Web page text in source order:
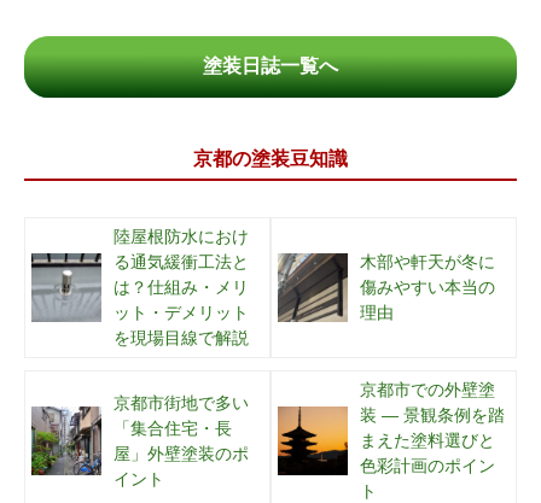
塗装日誌一覧へ
京都の塗装豆知識
陸屋根防水におけ
る通気緩衝工法と
は？仕組み・メリ
ット・デメリット
を現場目線で解説
木部や軒天が冬に
傷みやすい本当の
理由
京都市街地で多い
「集合住宅・長
屋」外壁塗装のポ
イント
京都市での外壁塗
装 ― 景観条例を踏
まえた塗料選びと
色彩計画のポイン
ト